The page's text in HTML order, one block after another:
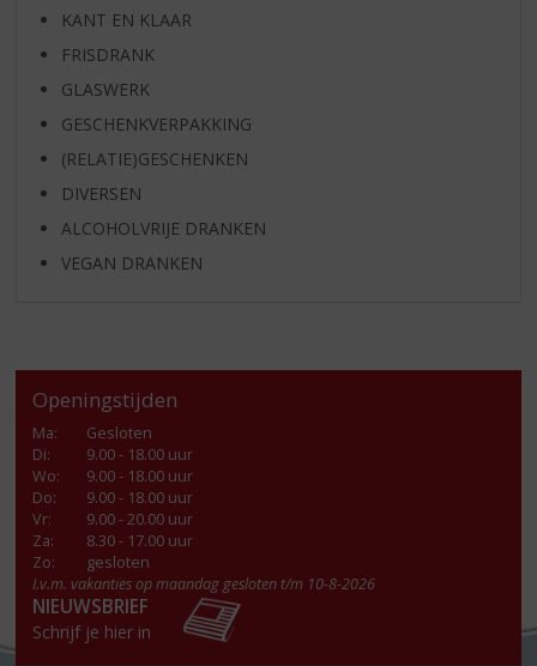
KANT EN KLAAR
FRISDRANK
GLASWERK
GESCHENKVERPAKKING
(RELATIE)GESCHENKEN
DIVERSEN
ALCOHOLVRIJE DRANKEN
VEGAN DRANKEN
Openingstijden
Ma:
Gesloten
Di:
9.00 - 18.00 uur
Wo:
9.00 - 18.00 uur
Do:
9.00 - 18.00 uur
Vr:
9.00 - 20.00 uur
Za:
8.30 - 17.00 uur
Zo:
gesloten
I.v.m. vakanties op maandag gesloten t/m 10-8-2026
NIEUWSBRIEF
Schrijf je hier in